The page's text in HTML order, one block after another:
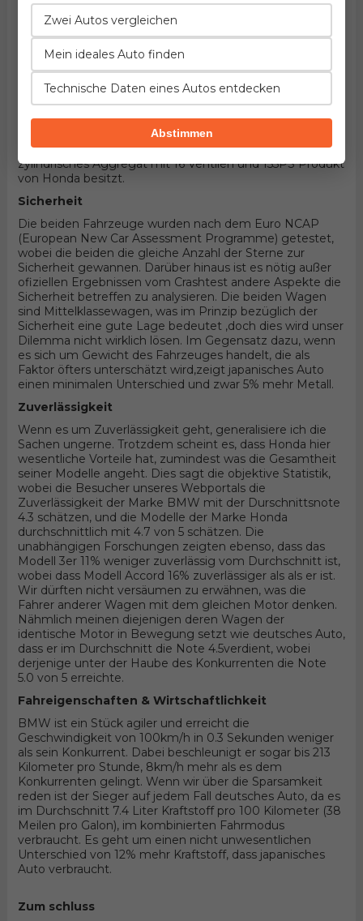
die beiden auch eigene unterschieldiche Einzelheiten
anzubieten. Da die beiden Fahrzeuge benzin als
Leistungsquelle benutzen sowie 5 Türer Kombi
Karosserieform im Rahmen demselben '
Mittelklassewagen' Segment besitzen, ist der größte
Unterschied anderweitig organisierter Antrieb
(Hinterradantireb der durch BMWimplementiert wird,
beziehungsweise Vorderradantrieb wenn es sich um
Honda handelt). Unter der Haube des ersten befindet
sich der Motor entwickelt von BMW, 4-zylindrisches
Aggregat mit 16 Ventilen und 143PS , wobei der andere 4-
zylindrisches Aggregat mit 16 Ventilen und 155PS Produkt
von Honda besitzt.
Sicherheit
Die beiden Fahrzeuge wurden nach dem Euro NCAP
(European New Car Assessment Programme) getestet,
wobei die beiden die gleiche Anzahl der Sterne zur
Sicherheit gewannen. Darüber hinaus ist es nötig außer
ofiziellen Ergebnissen vom Crashtest andere Aspekte die
Sicherheit betreffen zu analysieren. Die beiden Wagen
sind Mittelklassewagen, was im Prinzip bezüglich der
Sicherheit eine gute Lage bedeutet ,doch dies wird unser
Dilemma nicht wirklich lösen. Im Gegensatz dazu, wenn
es sich um Gewicht des Fahrzeuges handelt, die als
Faktor öfters unterschätzt wird,zeigt japanisches Auto
einen minimalen Unterschied und zwar 5% mehr Metall.
Zuverlässigkeit
Wenn es um Zuverlässigkeit geht, generalisiere ich die
Sachen ungerne. Trotzdem scheint es, dass Honda hier
wesentliche Vorteile hat, zumindest was die Gesamtheit
seiner Modelle angeht. Dies sagt die objektive Statistik,
wobei die Besucher unseres Webportals die
Zuverlässigkeit der Marke BMW mit der Durschnittsnote
4.3 schätzen, und die Modelle der Marke Honda
durchschnittlich mit 4.7 von 5 schätzen. Die
unabhängigen Forschungen zeigten ebenso, dass das
Modell 3er 11% weniger zuverlässig vom Durchschnitt ist,
wobei dass Modell Accord 16% zuverlässiger als als er ist.
Wir dürften nicht versäumen zu erwähnen, was die
Fahrer anderer Wagen mit dem gleichen Motor denken.
Nähmlich meinen diejenigen deren Wagen der
identische Motor in Bewegung setzt wie deutsches Auto,
dass er im Durchschnitt die Note 4.5verdient, wobei
derjenige unter der Haube des Konkurrenten die Note
5.0 von 5 erreichte.
Fahreigenschaften & Wirtschaftlichkeit
BMW ist ein Stück agiler und erreicht die
Geschwindigkeit von 100km/h in 0.3 Sekunden weniger
als sein Konkurrent. Dabei beschleunigt er sogar bis 213
Kilometer pro Stunde, 8km/h mehr als es dem
Konkurrenten gelingt. Wenn wir über die Sparsamkeit
reden ist der Sieger auf jedem Fall deutsches Auto, da es
im Durchschnitt 7.4 Liter Kraftstoff pro 100 Kilometer (38
Meilen pro Galon), im kombinierten Fahrmodus
verbraucht. Es geht um einen nicht unwesentlichen
Unterschied von 12% mehr Kraftstoff, dass japanisches
Auto verbraucht.
Zum schluss
Zwei Autos vergleichen
Mein ideales Auto finden
Technische Daten eines Autos entdecken
Abstimmen